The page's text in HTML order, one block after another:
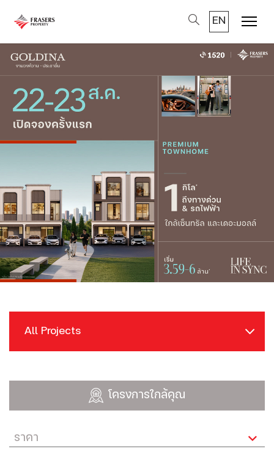
EN
Menu
All Projects
โครงการใกล้คุณ